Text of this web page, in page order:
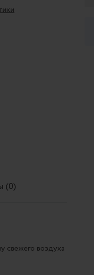
(0)
свежего воздуха